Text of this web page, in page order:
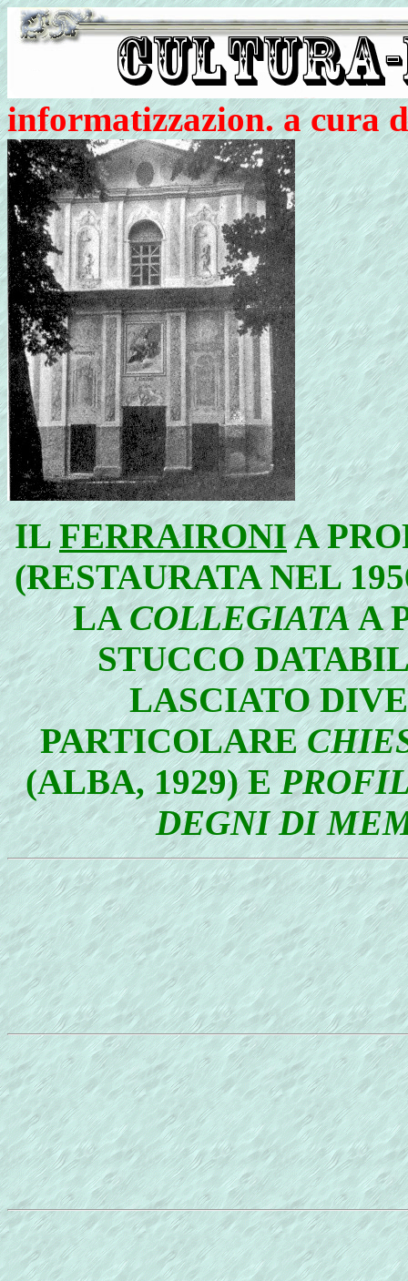
informatizzazion. a cura
ILFERRAIRONIA
(RESTAURATA NEL
LACOLLEGIATAA
STUCCO
LASCIATO
PARTICOLARE
(ALBA, 1929) E
DEGNI DI